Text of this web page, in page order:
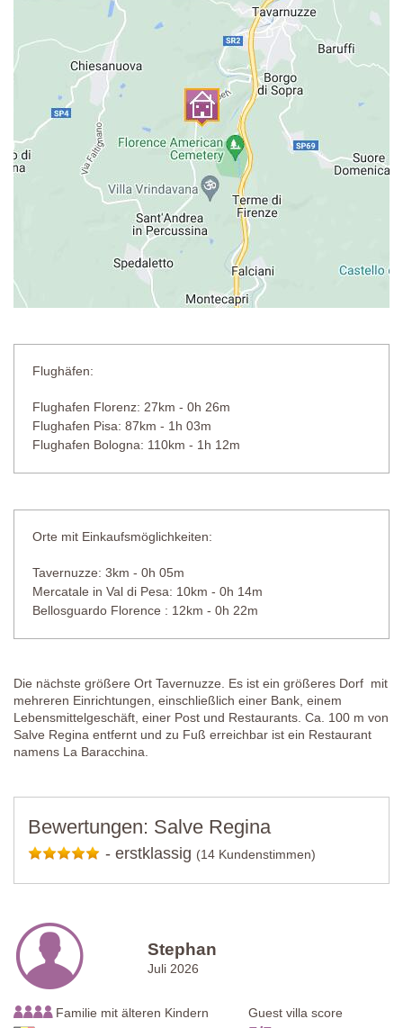
Flughäfen:
Flughafen Florenz: 27km - 0h 26m
Flughafen Pisa: 87km - 1h 03m
Flughafen Bologna: 110km - 1h 12m
Orte mit Einkaufsmöglichkeiten:
Tavernuzze: 3km - 0h 05m
Mercatale in Val di Pesa: 10km - 0h 14m
Bellosguardo Florence : 12km - 0h 22m
Die nächste größere Ort Tavernuzze. Es ist ein größeres Dorf mit
mehreren Einrichtungen, einschließlich einer Bank, einem
Lebensmittelgeschäft, einer Post und Restaurants. Ca. 100 m von
Salve Regina entfernt und zu Fuß erreichbar ist ein Restaurant
namens La Baracchina.
Bewertungen: Salve Regina
- erstklassig (14 Kundenstimmen)
Stephan
Juli 2026
Familie mit älteren Kindern
Guest villa score